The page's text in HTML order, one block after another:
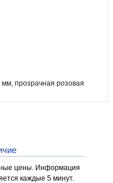
прозрачная розовая
цены. Информация
каждые 5 минут.